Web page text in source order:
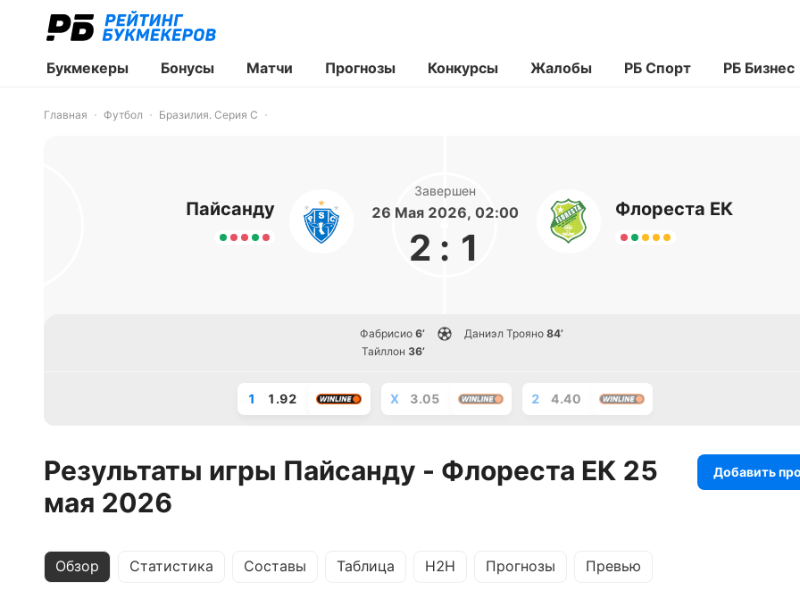
Букмекеры Бонусы Матчи Прогнозы Конкурсы Жалобы РБ Спорт РБ Бизнес
Главная Футбол Бразилия. Серия С
Пайсанду
Завершен
26 Мая 2026, 02:00
2 : 1
Флореста ЕК
Фабрисио 6’
Тайллон 36’
Даниэл Трояно 84’
1 1.92 X 3.05 2 4.40
Результаты игры Пайсанду - Флореста ЕК 25
мая 2026
Добавить
Обзор Статистика Составы Таблица H2H Прогнозы Превью